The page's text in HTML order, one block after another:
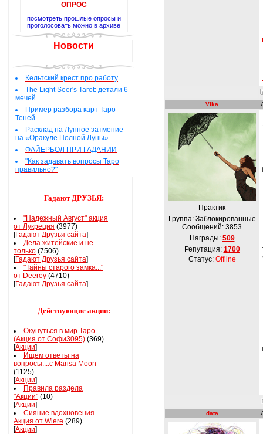
ОПРОС
посмотреть прошлые опросы и
проголосовать можно в архиве
Новости
Кельтский крест про работу
The Light Seer's Tarot: детали 6
мечей
Пример разбора карт Таро
Теней
Расклад на Лунное затмение
на «Оракуле Полной Луны»
ФАЙЕРБОЛ ПРИ ГАДАНИИ
"Как задавать вопросы Таро
правильно?"
Гадают ДРУЗЬЯ:
"Надежный Август" акция
от Лукреция (3977)
[Гадают Друзья сайта]
Дела житейские и не
только (7506)
[Гадают Друзья сайта]
"Тайны старого замка..."
от Deerey (4710)
[Гадают Друзья сайта]
Действующие акции:
Окунуться в мир Таро
(Акция от Софи3095) (369)
[Акции]
Ищем ответы на
вопросы....с Marisa Moon
(1125)
[Акции]
Правила раздела
"Акции" (10)
[Акции]
Сияние вдохновения.
Акция от Wiere (289)
[Акции]
Vika
Практик
Группа: Заблокированные
Сообщений: 3853
Награды: 509
Репутация: 1700
Статус: Offline
data